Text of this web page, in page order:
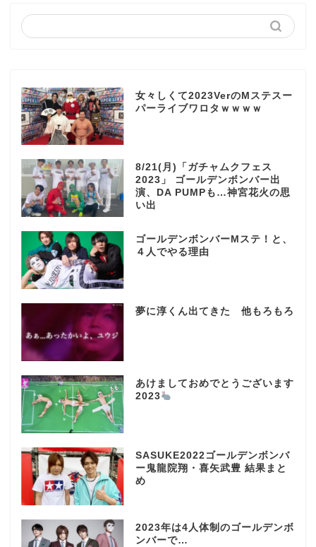
女々しくて2023VerのMステスー
パーライブワロタｗｗｗｗ
8/21(月)「ガチャムクフェス
2023」 ゴールデンボンバー出
演、DA PUMPも…神宮花火の思
い出
ゴールデンボンバーMステ！と、
４人でやる理由
夢に淳くん出てきた 他もろもろ
あけましておめでとうございます
2023
SASUKE2022ゴールデンボンバ
ー鬼龍院翔・喜矢武豊 結果まと
め
2023年は4人体制のゴールデンボ
ンバーで…